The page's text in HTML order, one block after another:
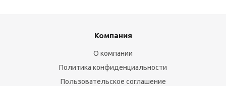
Компания
О компании
Политика конфиденциальности
Пользовательское соглашение